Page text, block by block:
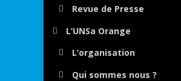
Revue de Presse
L’UNSa Orange
L’organisation
Qui sommes nous ?